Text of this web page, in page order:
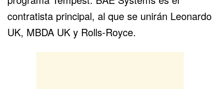
contratista principal, al que se unirán Leonardo
UK, MBDA UK y Rolls-Royce.